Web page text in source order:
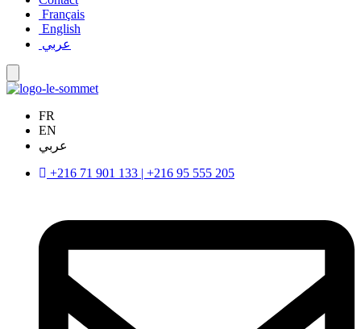
Français
English
عربي
FR
EN
عربي
+216 71 901 133 | +216 95 555 205